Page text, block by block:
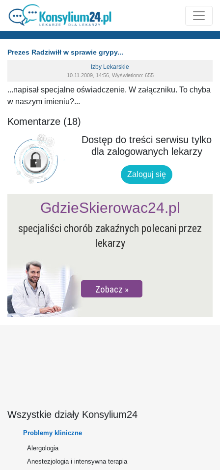
Prezes Radziwiłł w sprawie grypy...
Izby Lekarskie
10.11.2009, 14:56, Wyświetlono: 655
...napisał specjalne oświadczenie. W załączniku. To chyba
w naszym imieniu?...
Komentarze (18)
Dostęp do treści serwisu tylko
dla zalogowanych lekarzy
Zaloguj się
specjaliści chorób zakaźnych polecani przez
lekarzy
Zobacz
GdzieSkierowac24.pl
Wszystkie działy Konsylium24
Problemy kliniczne
Alergologia
Anestezjologia i intensywna terapia